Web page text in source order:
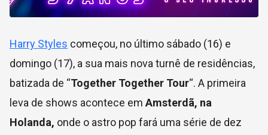
Harry Styles começou, no último sábado (16) e
domingo (17), a sua mais nova turnê de residências,
batizada de “Together Together Tour“. A primeira
leva de shows acontece em Amsterdã, na
Holanda, onde o astro pop fará uma série de dez